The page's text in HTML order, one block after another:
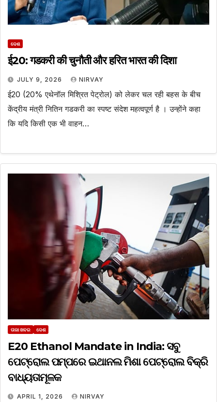
ଦେଶ
ई20: गडकरी की चुनौती और हरित भारत की दिशा
JULY 9, 2026 NIRVAY
ई20 (20% एथेनॉल मिश्रित पेट्रोल) को लेकर चल रही बहस के बीच
केंद्रीय मंत्री नितिन गडकरी का स्पष्ट संदेश महत्वपूर्ण है । उन्होंने कहा
कि यदि किसी एक भी वाहन…
ତାଜା ଖବର ଦେଶ
E20 Ethanol Mandate in India: ସବୁ
ପେଟ୍ରୋଲ ପମ୍ପରେ ଇଥାନଲ ମିଶା ପେଟ୍ରୋଲ ବିକ୍ରି
ବାଧ୍ୟତାମୂଳକ
APRIL 1, 2026 NIRVAY